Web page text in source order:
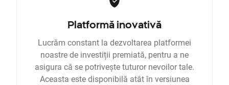
Platformă inovativă
Lucrăm constant la dezvoltarea platformei
noastre de investiții premiată, pentru a ne
asigura că se potrivește tuturor nevoilor tale.
Aceasta este disponibilă atât în versiunea